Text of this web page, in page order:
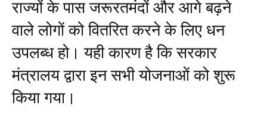
राज्यों के पास जरूरतमंदों और आगे बढ़ने
वाले लोगों को वितरित करने के लिए धन
उपलब्ध हो। यही कारण है कि सरकार
मंत्रालय द्वारा इन सभी योजनाओं को शुरू
किया गया।